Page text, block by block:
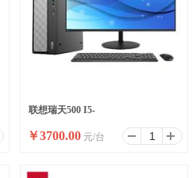
联想瑞天500 I5-
13500HX/16G/512SSD/WIFI/8
升/W11/ 23.8
￥3700.00 元/台